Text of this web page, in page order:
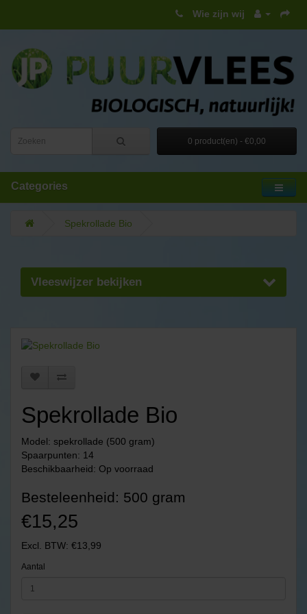
Wie zijn wij
0 product(en) - €0,00
Categories
Spekrollade Bio
Vleeswijzer bekijken
Spekrollade Bio
Model: spekrollade (500 gram)
Spaarpunten: 14
Beschikbaarheid: Op voorraad
Besteleenheid: 500 gram
€15,25
Excl. BTW: €13,99
Aantal